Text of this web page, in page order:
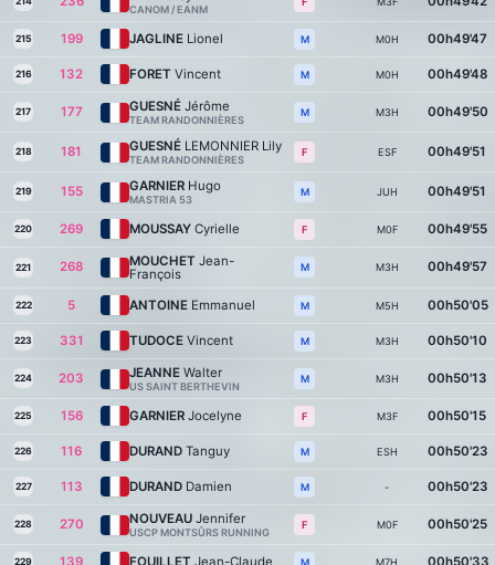
CANOM / EANM
215 199 JAGLINE Lionel M M0H 00h49'47
216 132 FORET Vincent M M0H 00h49'48
217 177 GUESNÉ Jérôme
TEAM RANDONNIÈRES
M M3H 00h49'50
218 181 GUESNÉ LEMONNIER Lily
TEAM RANDONNIÈRES
F ESF 00h49'51
219 155 GARNIER Hugo
MASTRIA 53
M JUH 00h49'51
220 269 MOUSSAY Cyrielle F M0F 00h49'55
221 268 MOUCHET Jean-
François
M M3H 00h49'57
222 5 ANTOINE Emmanuel M M5H 00h50'05
223 331 TUDOCE Vincent M M3H 00h50'10
224 203 JEANNE Walter
US SAINT BERTHEVIN
M M3H 00h50'13
225 156 GARNIER Jocelyne F M3F 00h50'15
226 116 DURAND Tanguy M ESH 00h50'23
227 113 DURAND Damien M - 00h50'23
228 270 NOUVEAU Jennifer
USCP MONTSÛRS RUNNING
F M0F 00h50'25
229 139 FOUILLET Jean-Claude M M7H 00h50'33